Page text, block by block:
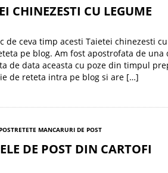
CHINEZESTI CU LEGUME
de ceva timp acesti Taietei chinezesti
pe blog. Am fost apostrofata de
de data aceasta cu poze din timpul
de reteta intra pe blog si are […]
RETETE MANCARURI DE POST
DE POST DIN CARTOFI